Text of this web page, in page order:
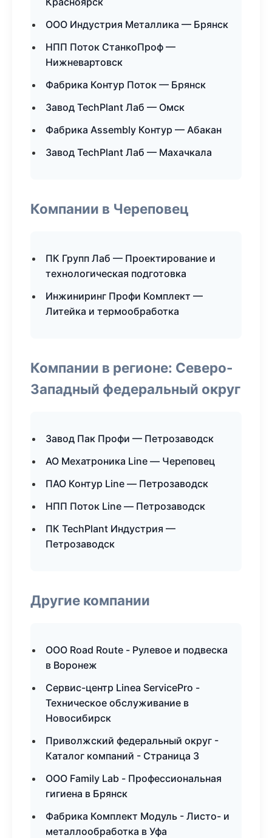
ООО Индустрия Металлика — Брянск
НПП Поток СтанкоПроф —
Нижневартовск
Фабрика Контур Поток — Брянск
Завод TechPlant Лаб — Омск
Фабрика Assembly Контур — Абакан
Завод TechPlant Лаб — Махачкала
Компании в Череповец
ПК Групп Лаб — Проектирование и
технологическая подготовка
Инжиниринг Профи Комплект —
Литейка и термообработка
Компании в регионе: Северо-
Западный федеральный округ
Завод Пак Профи — Петрозаводск
АО Мехатроника Line — Череповец
ПАО Контур Line — Петрозаводск
НПП Поток Line — Петрозаводск
ПК TechPlant Индустрия —
Петрозаводск
Другие компании
ООО Road Route - Рулевое и подвеска
в Воронеж
Сервис-центр Linea ServicePro -
Техническое обслуживание в
Новосибирск
Приволжский федеральный округ -
Каталог компаний - Страница 3
ООО Family Lab - Профессиональная
гигиена в Брянск
Фабрика Комплект Модуль - Листо- и
металлообработка в Уфа